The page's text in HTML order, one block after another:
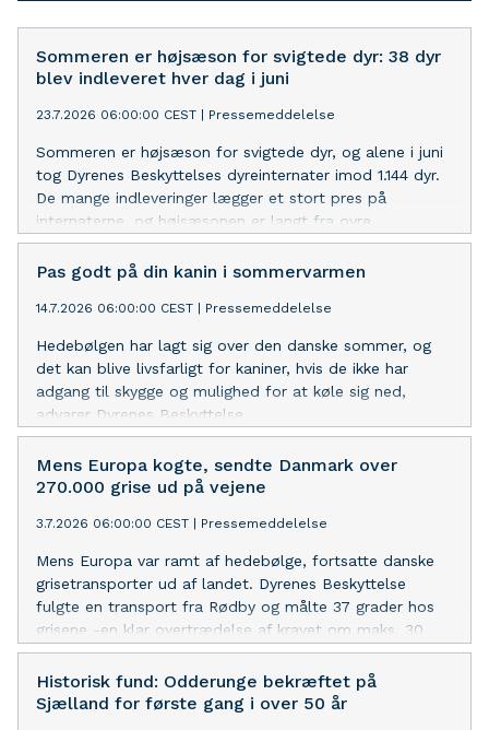
Sommeren er højsæson for svigtede dyr: 38 dyr
blev indleveret hver dag i juni
23.7.2026 06:00:00 CEST Pressemeddelelse
Sommeren er højsæson for svigtede dyr, og alene i juni
tog Dyrenes Beskyttelses dyreinternater imod 1.144 dyr.
De mange indleveringer lægger et stort pres på
internaterne, og højsæsonen er langt fra ovre.
Pas godt på din kanin i sommervarmen
14.7.2026 06:00:00 CEST Pressemeddelelse
Hedebølgen har lagt sig over den danske sommer, og
det kan blive livsfarligt for kaniner, hvis de ikke har
adgang til skygge og mulighed for at køle sig ned,
advarer Dyrenes Beskyttelse.
Mens Europa kogte, sendte Danmark over
270.000 grise ud på vejene
3.7.2026 06:00:00 CEST Pressemeddelelse
Mens Europa var ramt af hedebølge, fortsatte danske
grisetransporter ud af landet. Dyrenes Beskyttelse
fulgte en transport fra Rødby og målte 37 grader hos
grisene -en klar overtrædelse af kravet om maks. 30
grader. Nu opfordrer organisationen til at de danske
myndigheder ændrer deres godkendelsespraksis og reelt
håndhæver EU’s minimumskrav for dyretransporter.
Historisk fund: Odderunge bekræftet på
Sjælland for første gang i over 50 år